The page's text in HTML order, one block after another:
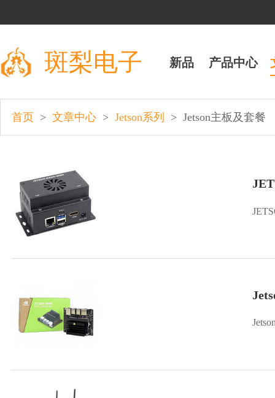
斑梨电子 新品 产品中心
首页 > 文章中心 > Jetson系列 > Jetson主板及套餐